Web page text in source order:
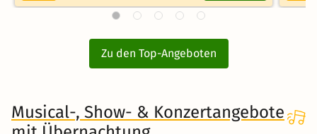
Zu den Top-Angeboten
Musical-, Show- & Konzertangebote